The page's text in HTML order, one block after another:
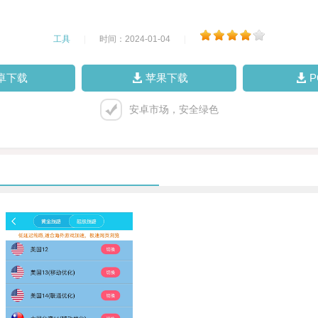
工具 时间：2024-01-04
下载 苹果下载
安卓市场，安全绿色